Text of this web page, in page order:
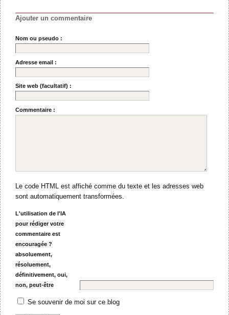
Ajouter un commentaire
Nom ou pseudo :
Adresse email :
Site web (facultatif) :
Commentaire :
Le code HTML est affiché comme du texte et les adresses web
sont automatiquement transformées.
L'utilisation de l'IA
pour rédiger votre
commentaire est
encouragée ?
absoluement,
résoluement,
définitivement, oui,
non, peut-être
Se souvenir de moi sur ce blog